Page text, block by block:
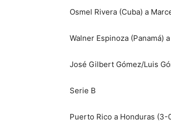
Osmel Rivera (Cuba) a
Walner Espinoza (Panamá)
José Gilbert Gómez/Luis
Serie B
Puerto Rico a Honduras (3-